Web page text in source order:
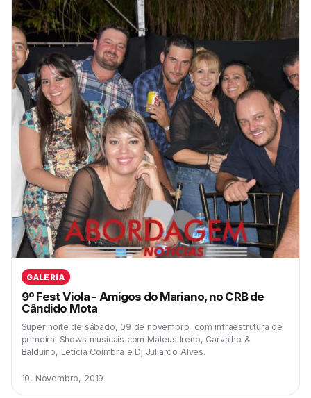
GALERIA
9º Fest Viola - Amigos do Mariano, no CRB de
Cândido Mota
Super noite de sábado, 09 de novembro, com infraestrutura de
primeira! Shows musicais com Mateus Ireno, Carvalho &
Balduino, Letícia Coimbra e Dj Juliardo Alves.
10, Novembro, 2019